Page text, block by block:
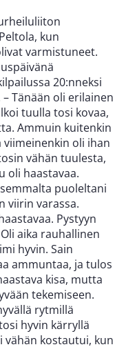
kun
varmistuneet.
20:nneksi
– Tänään oli erilainen
tuulla tosi kovaa,
Ammuin kuitenkin
viimeinenkin oli ihan
vähän tuulesta,
oli haastavaa.
puoleltani
viirin varassa.
Pystyyn
aika rauhallinen
hyvin. Sain
ammuntaa, ja tulos
kisa, mutta
tekemiseen.
rytmillä
hyvin kärryllä
vähän kostautui, kun